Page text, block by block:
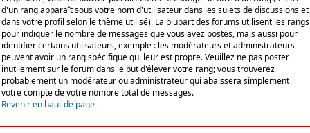
d'un rang apparaît sous votre nom d'utilisateur dans les sujets de discussions et
dans votre profil selon le thème utilisé). La plupart des forums utilisent les rangs
pour indiquer le nombre de messages que vous avez postés, mais aussi pour
identifier certains utilisateurs, exemple : les modérateurs et administrateurs
peuvent avoir un rang spécifique qui leur est propre. Veuillez ne pas poster
inutilement sur le forum dans le but d'élever votre rang; vous trouverez
probablement un modérateur ou administrateur qui abaissera simplement
votre compte de votre nombre total de messages.
Revenir en haut de page